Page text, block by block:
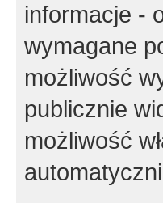
informacje -
wymagane
możliwość
publicznie
możliwość